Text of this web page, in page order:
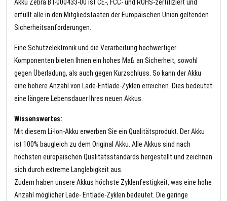
Akku Zebra BT-000433-00 ist CE-, FCC- und ROHS-zertifiziert und
erfüllt alle in den Mitgliedstaaten der Europäischen Union geltenden
Sicherheitsanforderungen.
Eine Schutzelektronik und die Verarbeitung hochwertiger
Komponenten bieten Ihnen ein hohes Maß an Sicherheit, sowohl
gegen Überladung, als auch gegen Kurzschluss. So kann der Akku
eine höhere Anzahl von Lade-Entlade-Zyklen erreichen. Dies bedeutet
eine längere Lebensdauer Ihres neuen Akkus.
Wissenswertes:
Mit diesem Li-Ion-Akku erwerben Sie ein Qualitätsprodukt. Der Akku
ist 100% baugleich zu dem Original Akku. Alle Akkus sind nach
höchsten europäischen Qualitätsstandards hergestellt und zeichnen
sich durch extreme Langlebigkeit aus.
Zudem haben unsere Akkus höchste Zyklenfestigkeit, was eine hohe
Anzahl möglicher Lade- Entlade-Zyklen bedeutet. Die geringe